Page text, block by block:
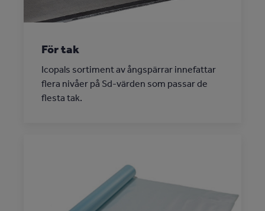
För tak
Icopals sortiment av ångspärrar innefattar
flera nivåer på Sd-värden som passar de
flesta tak.